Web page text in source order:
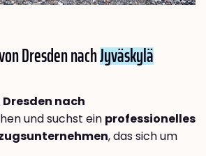
Dresden nachJyväskylä
nach
und suchst ein professionelles
, das sich um